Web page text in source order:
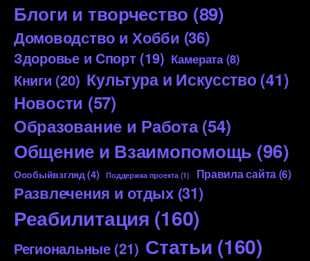
Блоги и творчество (89)
Домоводство и Хобби (36)
Здоровье и Спорт(19) Камерата(8)
Книги (20) Культура и Искусство(41)
Новости (57)
Образование и Работа(54)
Общение и Взаимопомощь (96)
Особыйвзгляд(4) Поддержка проекта(1) Правила сайта(6)
Развлечения и отдых(31)
Реабилитация (160)
Региональные(21) Статьи (160)